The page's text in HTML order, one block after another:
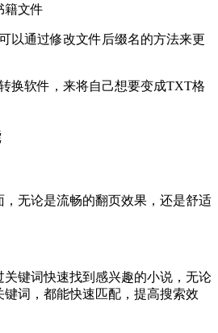
籍文件
以通过修改文件后缀名的方法来更
换软件，来将自己想要变成TXT格
无论是流畅的翻页效果，还是舒适
键词快速找到感兴趣的小说，无论
词，都能快速匹配，提高搜索效